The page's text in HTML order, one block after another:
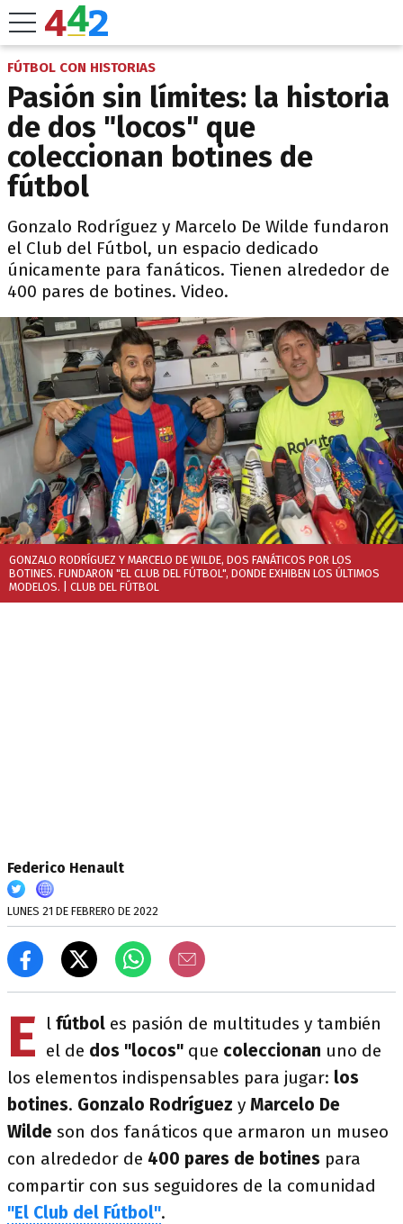
FÚTBOL CON HISTORIAS
Pasión sin límites: la historia
de dos "locos" que
coleccionan botines de
fútbol
Gonzalo Rodríguez y Marcelo De Wilde fundaron
el Club del Fútbol, un espacio dedicado
únicamente para fanáticos. Tienen alrededor de
400 pares de botines. Video.
GONZALO RODRÍGUEZ Y MARCELO DE WILDE, DOS FANÁTICOS POR LOS
BOTINES. FUNDARON "EL CLUB DEL FÚTBOL", DONDE EXHIBEN LOS ÚLTIMOS
MODELOS.
| CLUB DEL FÚTBOL
Federico Henault
LUNES 21 DE FEBRERO DE 2022
E l fútbol es pasión de multitudes y también
el de dos "locos" que coleccionan uno de
los elementos indispensables para jugar: los
botines. Gonzalo Rodríguez y Marcelo De
Wilde son dos fanáticos que armaron un museo
con alrededor de 400 pares de botines para
compartir con sus seguidores de la comunidad
"El Club del Fútbol".